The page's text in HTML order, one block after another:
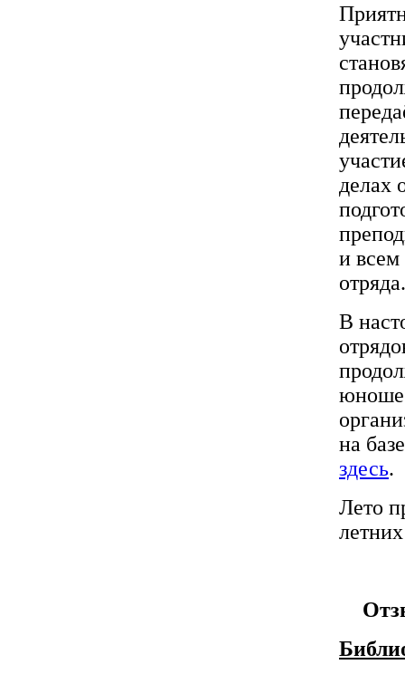
делах
и всем
В
на
здесь.
Лето